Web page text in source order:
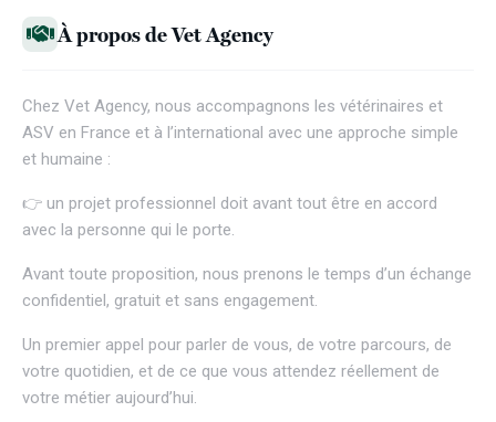
À propos de Vet Agency
Chez Vet Agency, nous accompagnons les vétérinaires et
ASV en France et à l’international avec une approche simple
et humaine :
👉 un projet professionnel doit avant tout être en accord
avec la personne qui le porte.
Avant toute proposition, nous prenons le temps d’un échange
confidentiel, gratuit et sans engagement.
Un premier appel pour parler de vous, de votre parcours, de
votre quotidien, et de ce que vous attendez réellement de
votre métier aujourd’hui.